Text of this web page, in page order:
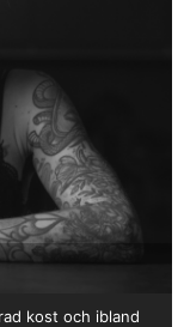
kost och ibland